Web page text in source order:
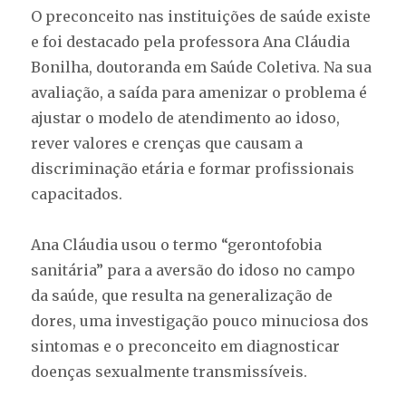
O preconceito nas instituições de saúde existe
e foi destacado pela professora Ana Cláudia
Bonilha, doutoranda em Saúde Coletiva. Na sua
avaliação, a saída para amenizar o problema é
ajustar o modelo de atendimento ao idoso,
rever valores e crenças que causam a
discriminação etária e formar profissionais
capacitados.
Ana Cláudia usou o termo “gerontofobia
sanitária” para a aversão do idoso no campo
da saúde, que resulta na generalização de
dores, uma investigação pouco minuciosa dos
sintomas e o preconceito em diagnosticar
doenças sexualmente transmissíveis.